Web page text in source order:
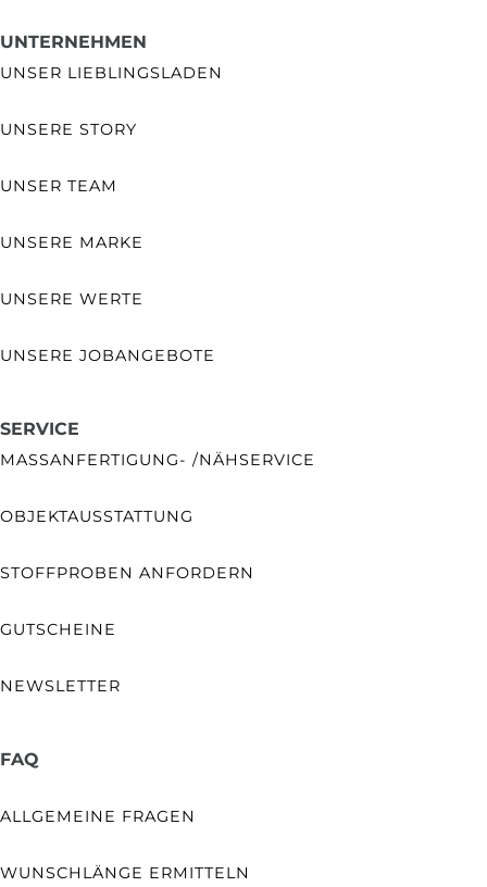
UNTERNEHMEN
UNSER LIEBLINGSLADEN
UNSERE STORY
UNSER TEAM
UNSERE MARKE
UNSERE WERTE
UNSERE JOBANGEBOTE
SERVICE
MASSANFERTIGUNG- /NÄHSERVICE
OBJEKTAUSSTATTUNG
STOFFPROBEN ANFORDERN
GUTSCHEINE
NEWSLETTER
FAQ
ALLGEMEINE FRAGEN
WUNSCHLÄNGE ERMITTELN